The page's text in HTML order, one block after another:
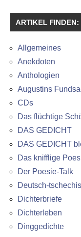
ARTIKEL FINDEN:
Allgemeines
Anekdoten
Anthologien
Augustins
CDs
Das flüchtige
DAS GEDICHT
DAS GEDICHT
Das knifflige
Der Poesie-Talk
Deutsch-
Dichterbriefe
Dichterleben
Dinggedichte